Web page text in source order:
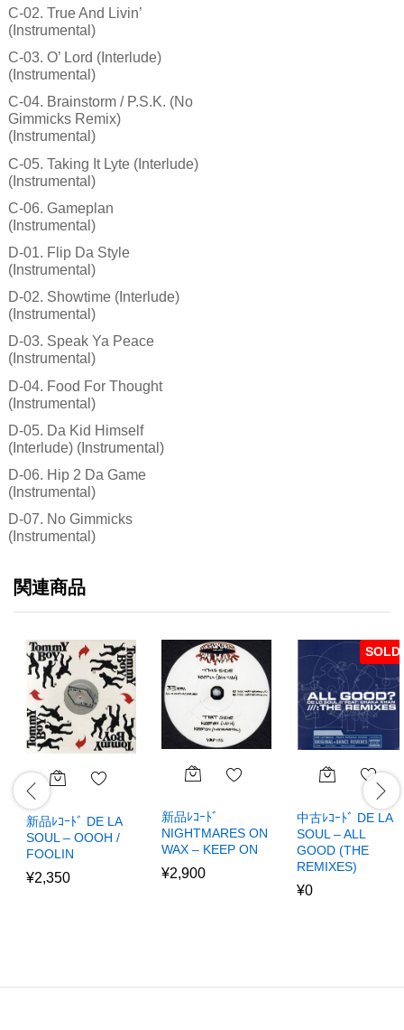
C-02. True And Livin’
(Instrumental)
C-03. O’ Lord (Interlude)
(Instrumental)
C-04. Brainstorm / P.S.K. (No
Gimmicks Remix)
(Instrumental)
C-05. Taking It Lyte (Interlude)
(Instrumental)
C-06. Gameplan
(Instrumental)
D-01. Flip Da Style
(Instrumental)
D-02. Showtime (Interlude)
(Instrumental)
D-03. Speak Ya Peace
(Instrumental)
D-04. Food For Thought
(Instrumental)
D-05. Da Kid Himself
(Interlude) (Instrumental)
D-06. Hip 2 Da Game
(Instrumental)
D-07. No Gimmicks
(Instrumental)
関連商品
新品ﾚｺｰﾄﾞ DE LA
SOUL – OOOH /
FOOLIN
¥2,350
新品ﾚｺｰﾄﾞ
NIGHTMARES ON
WAX – KEEP ON
¥2,900
SOLD
中古ﾚｺｰﾄﾞ DE LA
SOUL – ALL
GOOD (THE
REMIXES)
¥0